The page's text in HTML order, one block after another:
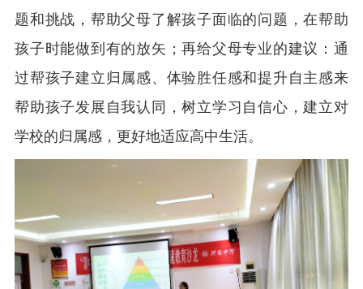
题和挑战，帮助父母了解孩子面临的问题，在帮助
孩子时能做到有的放矢；再给父母专业的建议：通
过帮孩子建立归属感、体验胜任感和提升自主感来
帮助孩子发展自我认同，树立学习自信心，建立对
学校的归属感，更好地适应高中生活。